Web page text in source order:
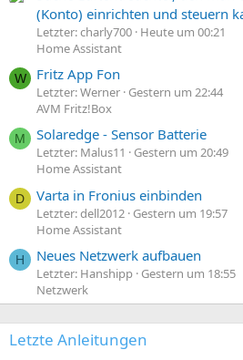
(Konto) einrichten und steuern
Letzter: charly700 Heute um 00:21
Home Assistant
W Fritz App Fon
Letzter: Werner Gestern um 22:44
AVM Fritz!Box
M Solaredge - Sensor Batterie
Letzter: Malus11
Gestern um 20:49
Home Assistant
D Varta in Fronius einbinden
Letzter: dell2012 Gestern um 19:57
Home Assistant
H Neues Netzwerk aufbauen
Letzter: Hanshipp Gestern um 18:55
Netzwerk
Letzte Anleitungen